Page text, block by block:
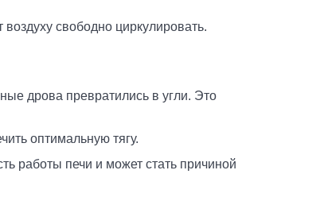
воздуху свободно циркулировать.
дрова превратились в угли. Это
оптимальную тягу.
работы печи и может стать причиной